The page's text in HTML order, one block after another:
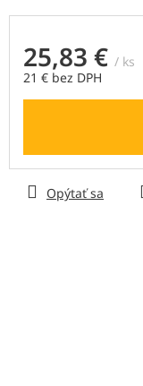
25,83 € / ks
21 € bez DPH
Jednotková
Opýtať sa